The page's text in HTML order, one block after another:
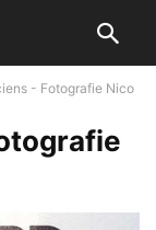
- Fotografie Nico